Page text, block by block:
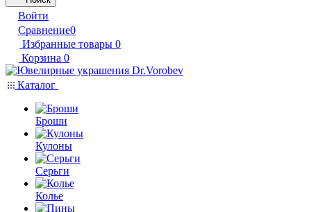
Войти
Сравнение0
Избранные товары 0
Корзина 0
Каталог
Броши
Кулоны
Серьги
Колье